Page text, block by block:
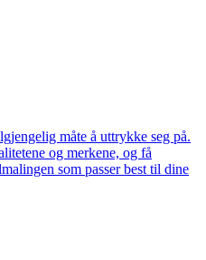
måte å uttrykke seg på.
og merkene, og få
som passer best til dine